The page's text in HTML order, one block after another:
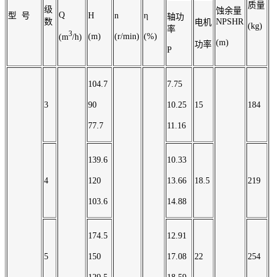
型 号
级
数
Q
(m3/h)
H
(m)
n
(r/min)
η
(%)
蚀余量
NPSHR
(m)
质量
(kg)
轴功
率
P
电机
功率
3
104.7
90
77.7
7.75
10.25
11.16
15 184
4
139.6
120
103.6
10.33
13.66
14.88
18.5 219
5
174.5
150
12.91
17.08 22 254